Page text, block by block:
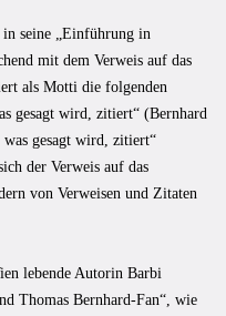
seine „Einführung in
mit dem Verweis auf das
als Motti die folgenden
gesagt wird, zitiert“ (Bernhard
gesagt wird, zitiert“
der Verweis auf das
von Verweisen und Zitaten
lebende Autorin Barbi
Thomas Bernhard-Fan“, wie